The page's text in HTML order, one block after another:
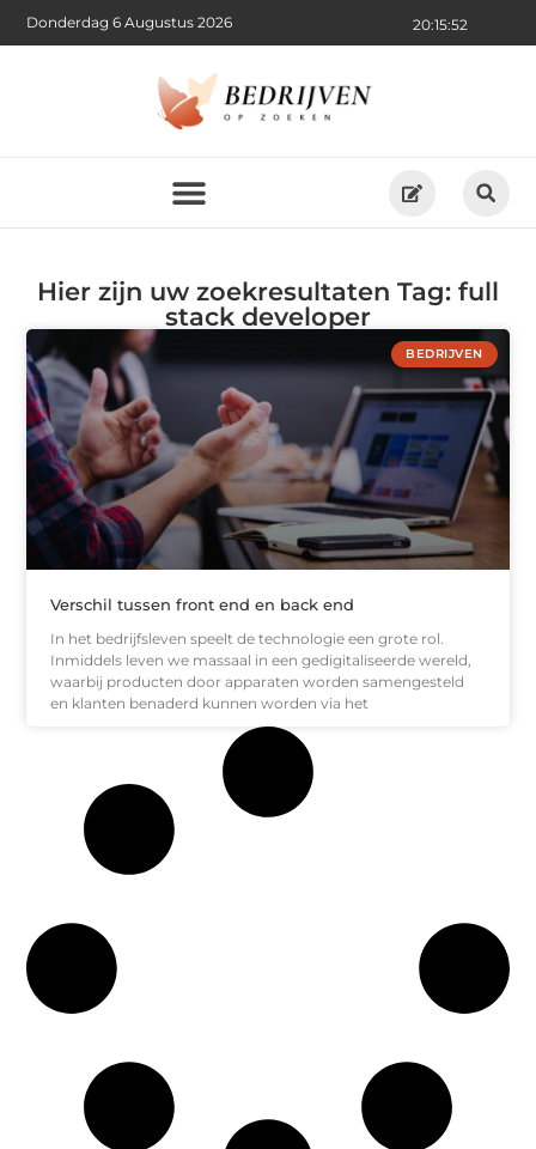
20:15:52
Donderdag 6 Augustus 2026
Hier zijn uw zoekresultaten Tag: full
stack developer
BEDRIJVEN
Verschil tussen front end en back end
In het bedrijfsleven speelt de technologie een grote rol.
Inmiddels leven we massaal in een gedigitaliseerde wereld,
waarbij producten door apparaten worden samengesteld
en klanten benaderd kunnen worden via het